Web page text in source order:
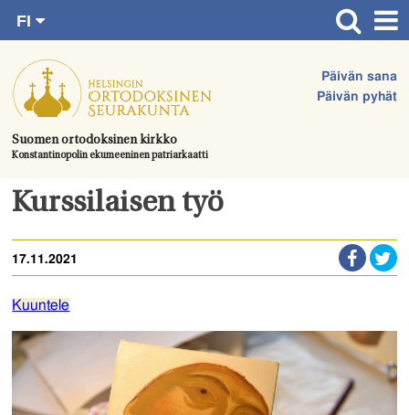
suoraan
sisältöön.
Suomen ortodoksinen kirkko
Konstantinopolin ekumeeninen patriarkaatti
Päivän sana
Päivän pyhät
FI
SV
EN
UA
Etusivu
Ajankohtaista
Juhlat & toimitukset
Kirkot
Tule mukaan
Hautausmaa
Yhteystiedot
Kurssilaisen työ
17.11.2021
Kuuntele